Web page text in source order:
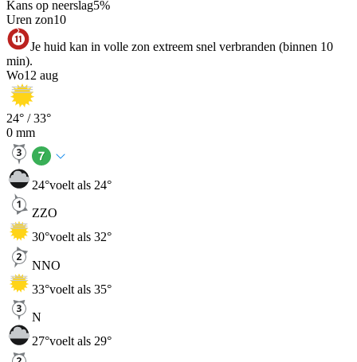
Kans op neerslag5%
Uren zon10
Je huid kan in volle zon extreem snel verbranden (binnen 10
min).
Wo12 aug
24° /33°
0 mm
24°voelt als 24°
ZZO
30°voelt als 32°
NNO
33°voelt als 35°
N
27°voelt als 29°